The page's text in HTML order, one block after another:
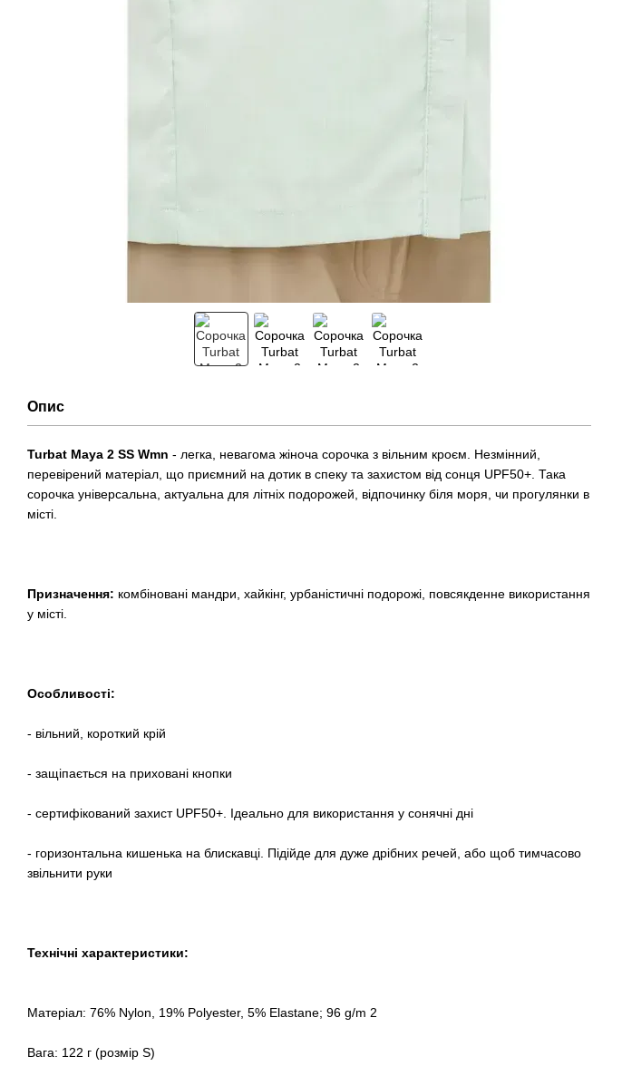
Опис
Turbat Maya 2 SS Wmn - легка, невагома жіноча сорочка з вільним кроєм. Незмінний,
перевірений матеріал, що приємний на дотик в спеку та захистом від сонця UPF50+. Така
сорочка універсальна, актуальна для літніх подорожей, відпочинку біля моря, чи прогулянки в
місті.
Призначення: комбіновані мандри, хайкінг, урбаністичні подорожі, повсякденне використання
у місті.
Особливості:
- вільний, короткий крій
- защіпається на приховані кнопки
- сертифікований захист UPF50+. Ідеально для використання у сонячні дні
- горизонтальна кишенька на блискавці. Підійде для дуже дрібних речей, або щоб тимчасово
звільнити руки
Технічні характеристики:
Матеріал: 76% Nylon, 19% Polyester, 5% Elastane; 96 g/m 2
Вага: 122 г (розмір S)